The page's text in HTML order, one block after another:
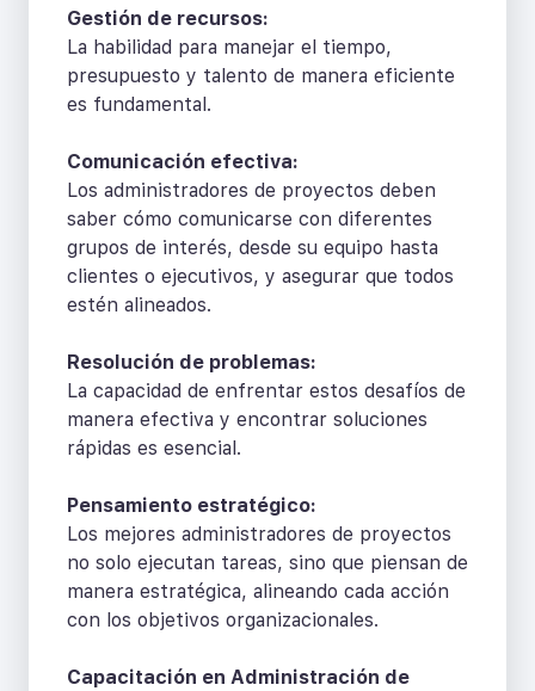
Gestión de recursos:
La habilidad para manejar el tiempo,
presupuesto y talento de manera eficiente
es fundamental.
Comunicación efectiva:
Los administradores de proyectos deben
saber cómo comunicarse con diferentes
grupos de interés, desde su equipo hasta
clientes o ejecutivos, y asegurar que todos
estén alineados.
Resolución de problemas:
La capacidad de enfrentar estos desafíos de
manera efectiva y encontrar soluciones
rápidas es esencial.
Pensamiento estratégico:
Los mejores administradores de proyectos
no solo ejecutan tareas, sino que piensan de
manera estratégica, alineando cada acción
con los objetivos organizacionales.
Capacitación en Administración de